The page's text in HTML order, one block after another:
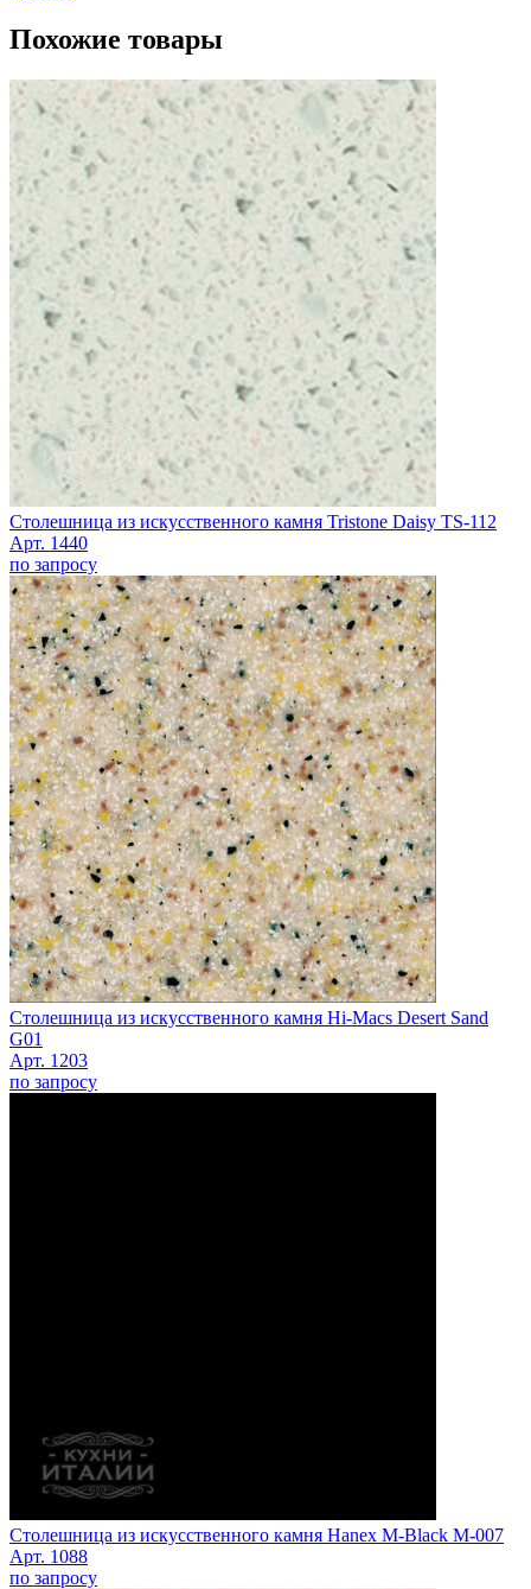
Похожие товары
Столешница из искусственного камня Tristone Daisy TS-112
Арт. 1440
по запросу
Столешница из искусственного камня Hi-Macs Desert Sand
G01
Арт. 1203
по запросу
Столешница из искусственного камня Hanex M-Black M-007
Арт. 1088
по запросу